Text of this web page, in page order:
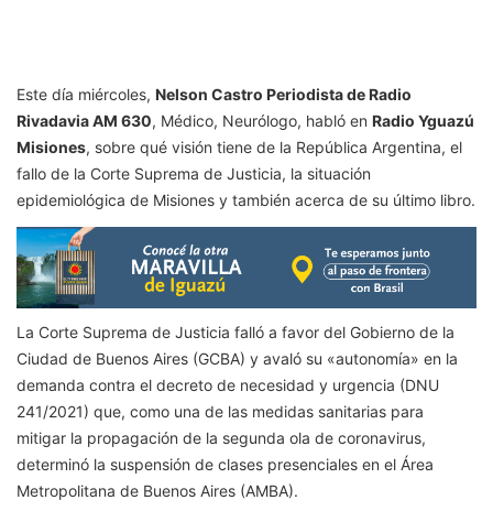
Este día miércoles, Nelson Castro Periodista de Radio
Rivadavia AM 630, Médico, Neurólogo, habló en Radio Yguazú
Misiones, sobre qué visión tiene de la República Argentina, el
fallo de la Corte Suprema de Justicia, la situación
epidemiológica de Misiones y también acerca de su último libro.
La Corte Suprema de Justicia falló a favor del Gobierno de la
Ciudad de Buenos Aires (GCBA) y avaló su «autonomía» en la
demanda contra el decreto de necesidad y urgencia (DNU
241/2021) que, como una de las medidas sanitarias para
mitigar la propagación de la segunda ola de coronavirus,
determinó la suspensión de clases presenciales en el Área
Metropolitana de Buenos Aires (AMBA).